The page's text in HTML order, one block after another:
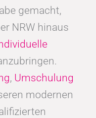
gemacht,
NRW hinaus
, Umschulung
modernen